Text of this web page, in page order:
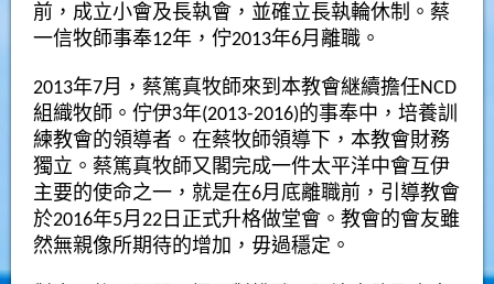
前，成立小會及長執會，並確立長執輪休制。蔡
一信牧師事奉12年，佇2013年6月離職。
2013年7月，蔡篤真牧師來到本教會継續擔任NCD
組織牧師。佇伊3年(2013-2016)的事奉中，培養訓
練教會的領導者。在蔡牧師領導下，本教會財務
獨立。蔡篤真牧師又閣完成一件太平洋中會互伊
主要的使命之一，就是在6月底離職前，引導教會
於2016年5月22日正式升格做堂會。教會的會友雖
然無親像所期待的增加，毋過穩定。